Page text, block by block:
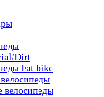
Dirt
Fat bike
велосипеды